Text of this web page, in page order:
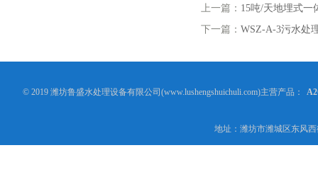
上一篇： 15吨/天地埋式一
下一篇： WSZ-A-3污水处
© 2019 潍坊鲁盛水处理设备有限公司(www.lushengshuichuli.com)主营产品：
地址：潍坊市潍城区东风